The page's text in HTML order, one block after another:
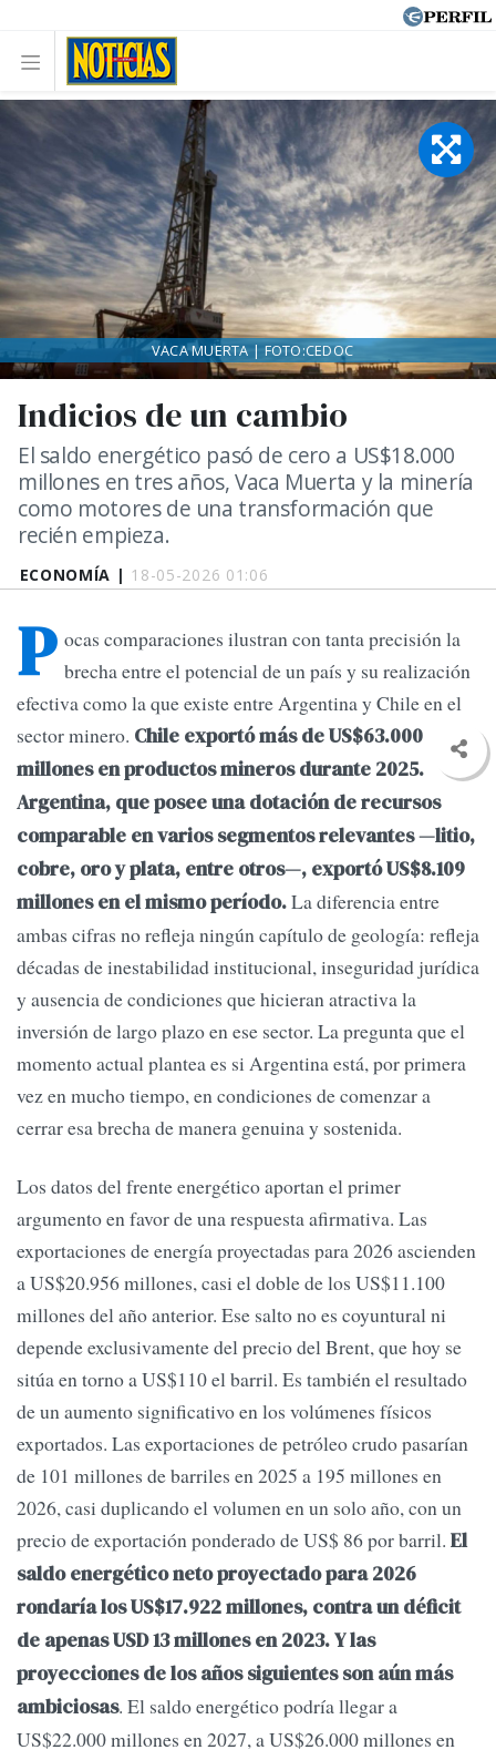
ECONOMÍA | 18-05-2026 01:06
Indicios de un cambio
El saldo energético pasó de cero a US$18.000
millones en tres años, Vaca Muerta y la minería
como motores de una transformación que
recién empieza.
VACA MUERTA | FOTO:CEDOC
P ocas comparaciones ilustran con tanta precisión la
brecha entre el potencial de un país y su realización
efectiva como la que existe entre Argentina y Chile en el
sector minero. Chile exportó más de US$63.000
millones en productos mineros durante 2025.
Argentina, que posee una dotación de recursos
comparable en varios segmentos relevantes —litio,
cobre, oro y plata, entre otros—, exportó US$8.109
millones en el mismo período.La diferencia entre
ambas cifras no refleja ningún capítulo de geología: refleja
décadas de inestabilidad institucional, inseguridad jurídica
y ausencia de condiciones que hicieran atractiva la
inversión de largo plazo en ese sector. La pregunta que el
momento actual plantea es si Argentina está, por primera
vez en mucho tiempo, en condiciones de comenzar a
cerrar esa brecha de manera genuina y sostenida.
Los datos del frente energético aportan el primer
argumento en favor de una respuesta afirmativa. Las
exportaciones de energía proyectadas para 2026 ascienden
a US$20.956 millones, casi el doble de los US$11.100
millones del año anterior. Ese salto no es coyuntural ni
depende exclusivamente del precio del Brent, que hoy se
sitúa en torno a US$110 el barril. Es también el resultado
de un aumento significativo en los volúmenes físicos
exportados. Las exportaciones de petróleo crudo pasarían
de 101 millones de barriles en 2025 a 195 millones en
2026, casi duplicando el volumen en un solo año, con un
precio de exportación ponderado de US$ 86 por barril. El
saldo energético neto proyectado para 2026
rondaría los US$17.922 millones, contra un déficit
de apenas USD 13 millones en 2023. Y las
proyecciones de los años siguientes son aún más
ambiciosas. El saldo energético podría llegar a
US$22.000 millones en 2027, a US$26.000 millones en